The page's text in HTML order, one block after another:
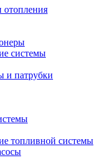
отопления
системы
и патрубки
топливной системы